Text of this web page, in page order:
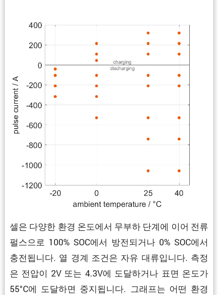
셀은 다양한 환경 온도에서 무부하 단계에 이어 전류
펄스으로 100% SOC에서 방전되거나 0% SOC에서
충전됩니다. 열 경계 조건은 자유 대류입니다. 측정
은 전압이 2V 또는 4.3V에 도달하거나 표면 온도가
55°C에 도달하면 중지됩니다. 그래프는 어떤 환경